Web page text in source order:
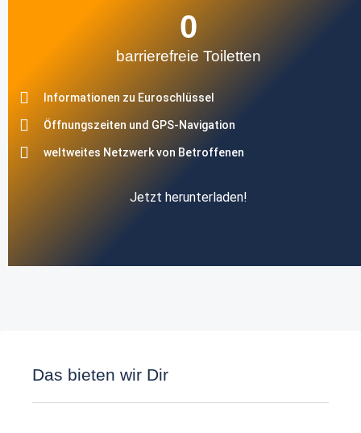
barrierefreie Toiletten
0
Informationen zu Euroschlüssel
Öffnungszeiten und GPS-Navigation
weltweites Netzwerk von Betroffenen
Jetzt herunterladen!
Das bieten wir Dir